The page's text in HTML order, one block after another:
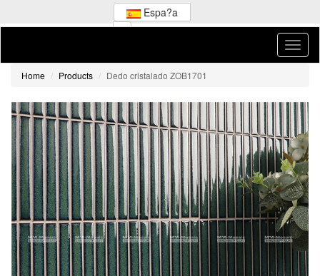
Espa?a
Home Products Dedo cristalado ZOB1701